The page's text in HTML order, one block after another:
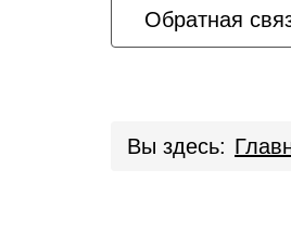
Обратная
Вы здесь: